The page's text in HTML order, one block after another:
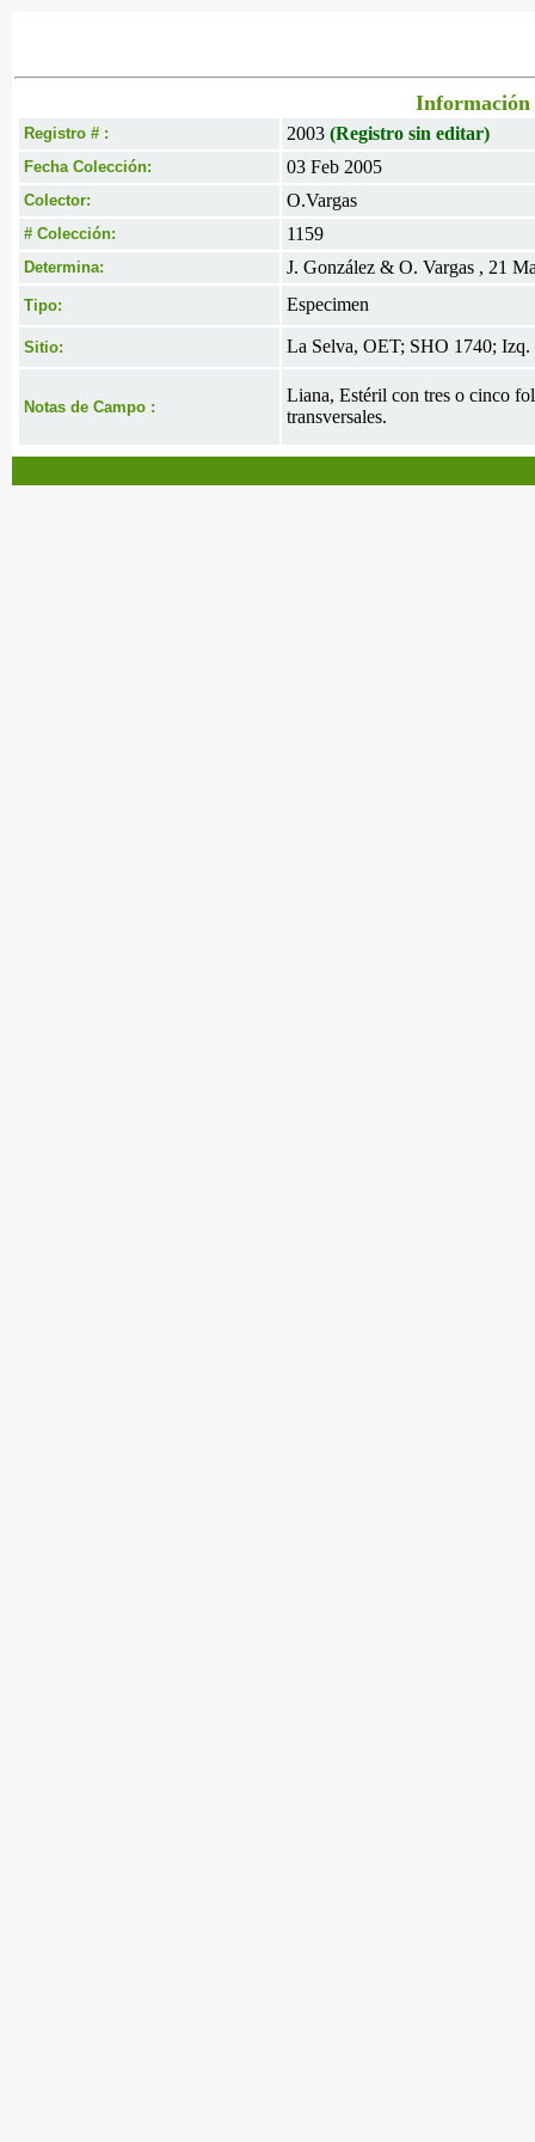
Información
Registro # : 2003 (Registro sin editar)
Fecha Colección: 03 Feb 2005
Colector: O.Vargas
# Colección: 1159
Determina: J. González & O. Vargas , 21
Tipo: Especimen
Sitio: La Selva, OET; SHO 1740; Izq.
Notas de Campo :
Liana, Estéril con tres o cinco
transversales.